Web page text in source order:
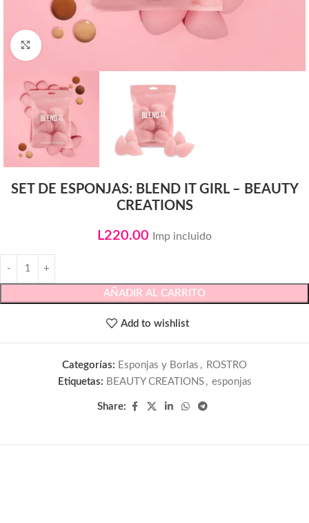
Click to enlarge
SET DE ESPONJAS: BLEND IT GIRL – BEAUTY
CREATIONS
L220.00 Imp incluido
AÑADIR AL CARRITO
Add to wishlist
Categorías: Esponjas y Borlas , ROSTRO
Etiquetas: BEAUTY CREATIONS , esponjas
Share: